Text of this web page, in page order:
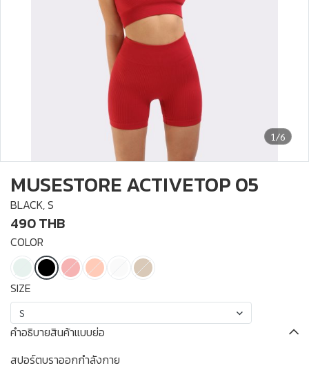
1/6
MUSESTORE ACTIVETOP 05
BLACK, S
490 THB
COLOR
SIZE
S
คำอธิบายสินค้าแบบย่อ
สปอร์ตบราออกกำลังกาย